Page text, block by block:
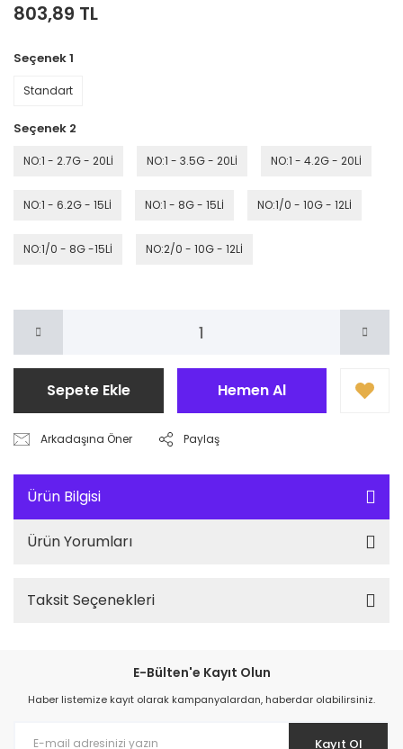
803,89 TL
Seçenek 1
Standart
Seçenek 2
NO:1 - 2.7G - 20Lİ NO:1 - 3.5G - 20Lİ NO:1 - 4.2G - 20Lİ
NO:1 - 6.2G - 15Lİ NO:1 - 8G - 15Lİ NO:1/0 - 10G - 12Lİ
NO:1/0 - 8G -15Lİ NO:2/0 - 10G - 12Lİ
Sepete Ekle Hemen Al
Arkadaşına Öner Paylaş
Ürün Bilgisi
Ürün Yorumları
Taksit Seçenekleri
E-Bülten'e Kayıt Olun
Haber listemize kayıt olarak kampanyalardan, haberdar olabilirsiniz.
Kayıt Ol